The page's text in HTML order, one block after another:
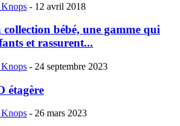
- 12 avril 2018
bébé, une gamme qui
et rassurent...
- 24 septembre 2023
étagère
- 26 mars 2023